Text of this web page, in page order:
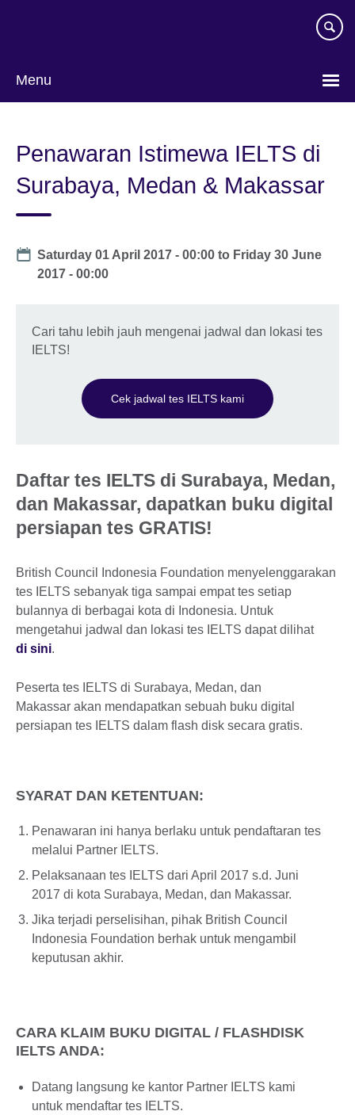
Menu
Penawaran Istimewa IELTS di
Surabaya, Medan & Makassar
Date
Saturday 01 April 2017 - 00:00 to Friday 30 June
2017 - 00:00
Cari tahu lebih jauh mengenai jadwal dan lokasi tes
IELTS!
Cek jadwal tes IELTS kami
Daftar tes IELTS di Surabaya, Medan,
dan Makassar, dapatkan buku digital
persiapan tes GRATIS!
British Council Indonesia Foundation menyelenggarakan
tes IELTS sebanyak tiga sampai empat tes setiap
bulannya di berbagai kota di Indonesia. Untuk
mengetahui jadwal dan lokasi tes IELTS dapat dilihat
di sini.
Peserta tes IELTS di Surabaya, Medan, dan
Makassar akan mendapatkan sebuah buku digital
persiapan tes IELTS dalam flash disk secara gratis.
SYARAT DAN KETENTUAN:
Penawaran ini hanya berlaku untuk pendaftaran tes
melalui Partner IELTS.
Pelaksanaan tes IELTS dari April 2017 s.d. Juni
2017 di kota Surabaya, Medan, dan Makassar.
Jika terjadi perselisihan, pihak British Council
Indonesia Foundation berhak untuk mengambil
keputusan akhir.
CARA KLAIM BUKU DIGITAL / FLASHDISK
IELTS ANDA:
Datang langsung ke kantor Partner IELTS kami
untuk mendaftar tes IELTS.